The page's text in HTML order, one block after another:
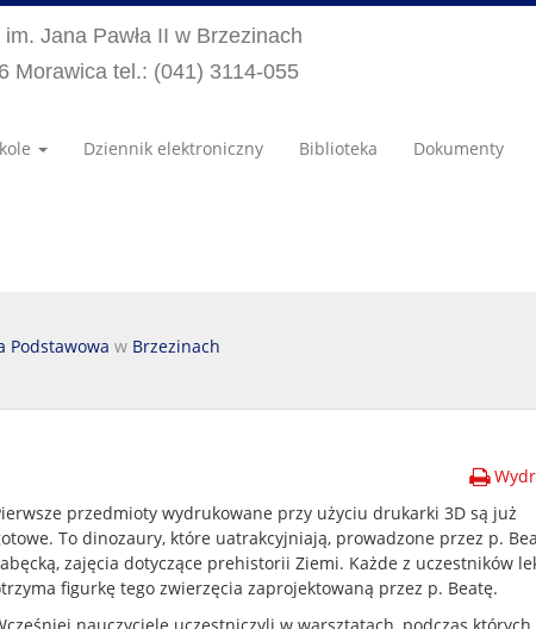
Jana Pawła II w Brzezinach
Morawica tel.: (041) 3114-055
Dziennik elektroniczny Biblioteka Dokumenty
Podstawowa w Brzezinach
przedmioty wydrukowane przy użyciu drukarki 3D są już
To dinozaury, które uatrakcyjniają, prowadzone przez p.
zajęcia dotyczące prehistorii Ziemi. Każde z uczestników
figurkę tego zwierzęcia zaprojektowaną przez p. Beatę.